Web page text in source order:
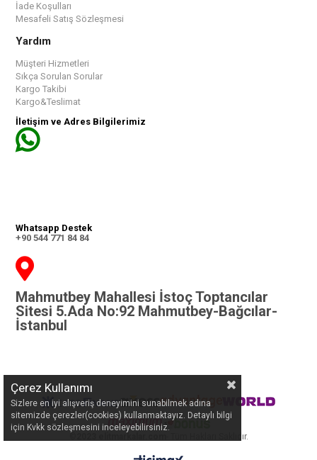
İade Koşulları
Mesafeli Satış Sözleşmesi
Yardım
Müşteri Hizmetleri
Sıkça Sorulan Sorular
Kargo Takibi
Kargo&Teslimat
İletişim ve Adres Bilgilerimiz
Whatsapp Destek
+90 544 771 84 84
Mahmutbey Mahallesi İstoç Toptancılar
Sitesi 5.Ada No:92 Mahmutbey-Bağcılar-
İstanbul
- Tüm Hakları Saklıdır.
Çerez Kullanımı
Sizlere en iyi alışveriş deneyimini sunabilmek adına
sitemizde çerezler(cookies) kullanmaktayız. Detaylı bilgi
için Kvkk sözleşmesini inceleyebilirsiniz.